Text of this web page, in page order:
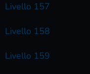
Livello 157
Livello 158
Livello 159